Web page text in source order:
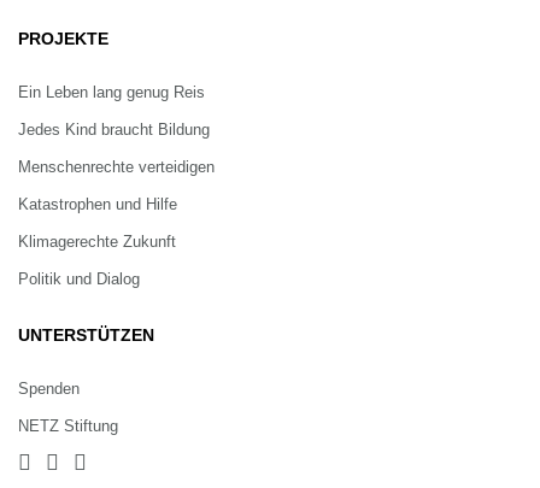
PROJEKTE
Ein Leben lang genug Reis
Jedes Kind braucht Bildung
Menschenrechte verteidigen
Katastrophen und Hilfe
Klimagerechte Zukunft
Politik und Dialog
UNTERSTÜTZEN
Spenden
NETZ Stiftung